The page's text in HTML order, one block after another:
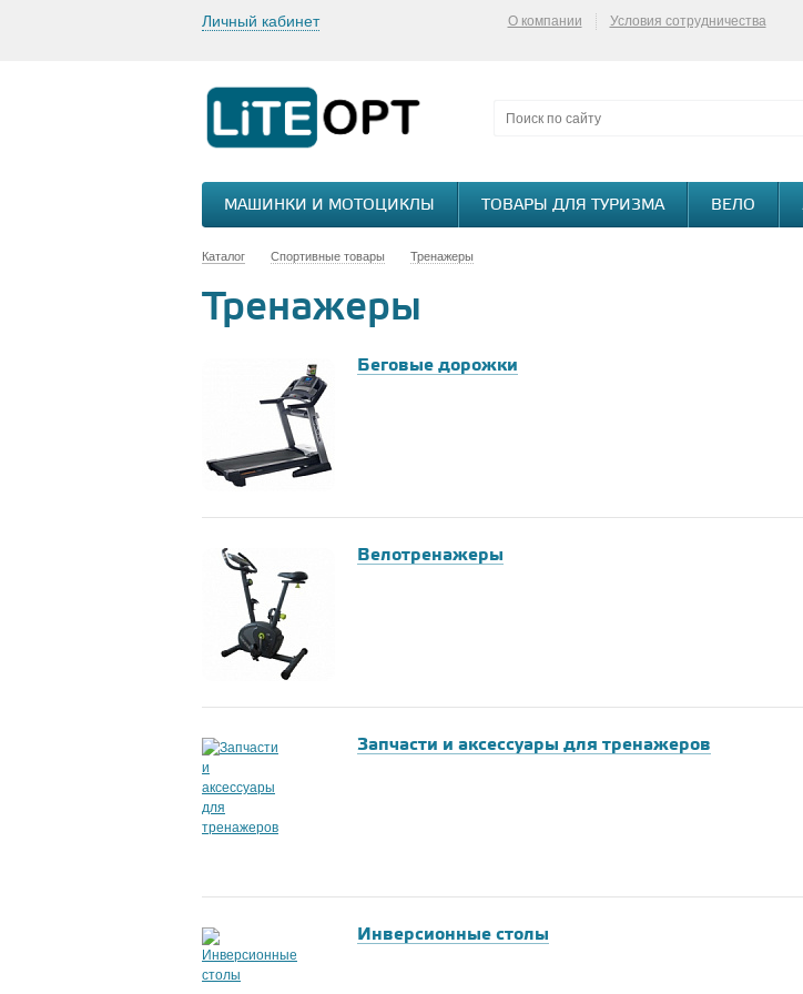
Личный кабинет О компании Условия сотрудничества
МАШИНКИ И МОТОЦИКЛЫ ТОВАРЫ ДЛЯ ТУРИЗМА ВЕЛО
Каталог Спортивные товары Тренажеры
Тренажеры
Беговые дорожки
Велотренажеры
Запчасти и аксессуары для тренажеров
Инверсионные столы